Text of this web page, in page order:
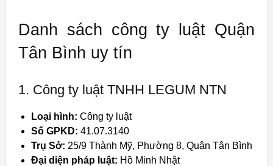
Danh sách công ty luật Quận
Tân Bình uy tín
1. Công ty luật TNHH LEGUM NTN
Loại hình: Công ty luật
Số GPKD: 41.07.3140
Trụ Sở: 25/9 Thành Mỹ, Phường 8, Quận Tân Bình
Đại diện pháp luật: Hồ Minh Nhật